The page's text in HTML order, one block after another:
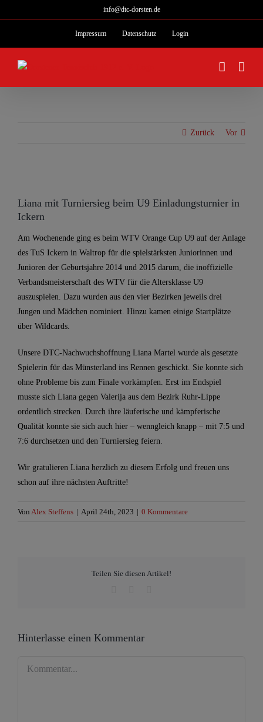
Inhalt
info@dtc-dorsten.de
Impressum Datenschutz Login
Zurück Vor
grösseres
Bild
Liana mit Turniersieg beim U9 Einladungsturnier in
Ickern
Am Wochenende ging es beim WTV Orange Cup U9 auf der Anlage
des TuS Ickern in Waltrop für die spielstärksten Juniorinnen und
Junioren der Geburtsjahre 2014 und 2015 darum, die inoffizielle
Verbandsmeisterschaft des WTV für die Altersklasse U9
auszuspielen. Dazu wurden aus den vier Bezirken jeweils drei
Jungen und Mädchen nominiert. Hinzu kamen einige Startplätze
über Wildcards.
Unsere DTC-Nachwuchshoffnung Liana Martel wurde als gesetzte
Spielerin für das Münsterland ins Rennen geschickt. Sie konnte sich
ohne Probleme bis zum Finale vorkämpfen. Erst im Endspiel
musste sich Liana gegen Valerija aus dem Bezirk Ruhr-Lippe
ordentlich strecken. Durch ihre läuferische und kämpferische
Qualität konnte sie sich auch hier – wenngleich knapp – mit 7:5 und
7:6 durchsetzen und den Turniersieg feiern.
Wir gratulieren Liana herzlich zu diesem Erfolg und freuen uns
schon auf ihre nächsten Auftritte!
Von Alex Steffens | April 24th, 2023 | 0 Kommentare
Teilen Sie diesen Artikel!
Hinterlasse einen Kommentar